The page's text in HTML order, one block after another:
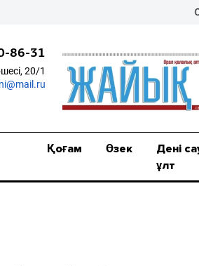
Орал
86-31
20/1
Қоғам Өзек
Дені
ұлт